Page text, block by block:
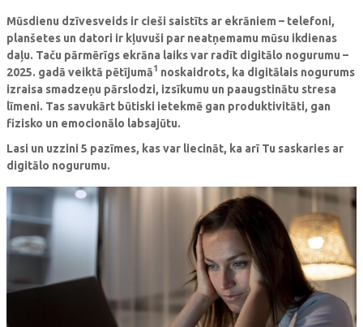
Mūsdienu dzīvesveids ir cieši saistīts ar ekrāniem – telefoni,
planšetes un datori ir kļuvuši par neatņemamu mūsu ikdienas
daļu. Taču pārmērīgs ekrāna laiks var radīt digitālo nogurumu –
2025. gadā veiktā pētījumā1 noskaidrots, ka digitālais nogurums
izraisa smadzeņu pārslodzi, izsīkumu un paaugstinātu stresa
līmeni. Tas savukārt būtiski ietekmē gan produktivitāti, gan
fizisko un emocionālo labsajūtu.
Lasi un uzzini 5 pazīmes, kas var liecināt, ka arī Tu saskaries ar
digitālo nogurumu.